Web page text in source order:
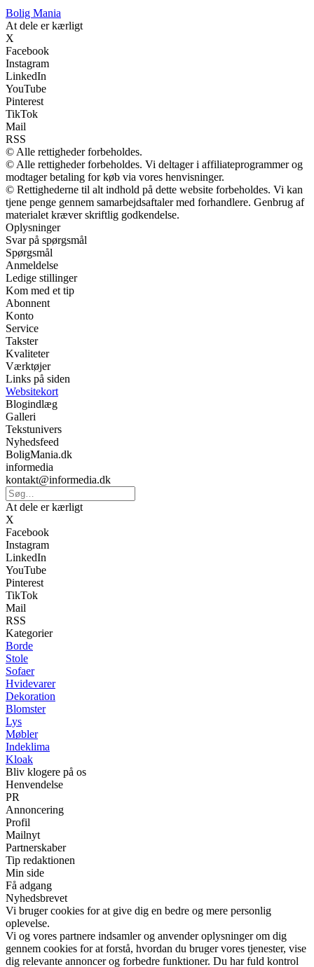
Bolig Mania
At dele er kærligt
X
Facebook
Instagram
LinkedIn
YouTube
Pinterest
TikTok
Mail
RSS
© Alle rettigheder forbeholdes.
© Alle rettigheder forbeholdes. Vi deltager i affiliateprogrammer og
modtager betaling for køb via vores henvisninger.
© Rettighederne til alt indhold på dette website forbeholdes. Vi kan
tjene penge gennem samarbejdsaftaler med forhandlere. Genbrug af
materialet kræver skriftlig godkendelse.
Oplysninger
Svar på spørgsmål
Spørgsmål
Anmeldelse
Ledige stillinger
Kom med et tip
Abonnent
Konto
Service
Takster
Kvaliteter
Værktøjer
Links på siden
Websitekort
Blogindlæg
Galleri
Tekstunivers
Nyhedsfeed
BoligMania.dk
informedia
kontakt@informedia.dk
At dele er kærligt
X
Facebook
Instagram
LinkedIn
YouTube
Pinterest
TikTok
Mail
RSS
Kategorier
Borde
Stole
Sofaer
Hvidevarer
Dekoration
Blomster
Lys
Møbler
Indeklima
Kloak
Bliv klogere på os
Henvendelse
PR
Annoncering
Profil
Mailnyt
Partnerskaber
Tip redaktionen
Min side
Få adgang
Nyhedsbrevet
Vi bruger cookies for at give dig en bedre og mere personlig
oplevelse.
Vi og vores partnere indsamler og anvender oplysninger om dig
gennem cookies for at forstå, hvordan du bruger vores tjenester, vise
dig relevante annoncer og forbedre funktioner. Du har fuld kontrol